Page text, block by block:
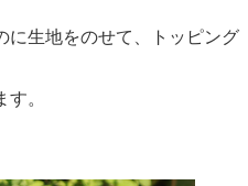
に生地をのせて、トッピング
。